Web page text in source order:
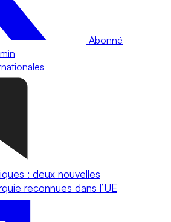
Abonné
: deux nouvelles
reconnues dans l’UE